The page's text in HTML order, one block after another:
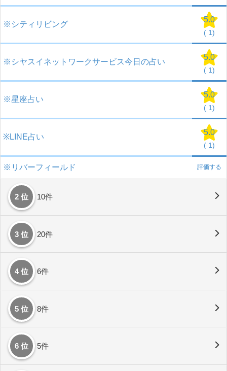
※シティリビング
5.0
( 1)
※シヤスイネットワークサービス今日の占い
5.0
( 1)
※星座占い
5.0
( 1)
※LINE占い
5.0
( 1)
※リバーフィールド 評価する
2 位 10件
3 位 20件
4 位 6件
5 位 8件
6 位 5件